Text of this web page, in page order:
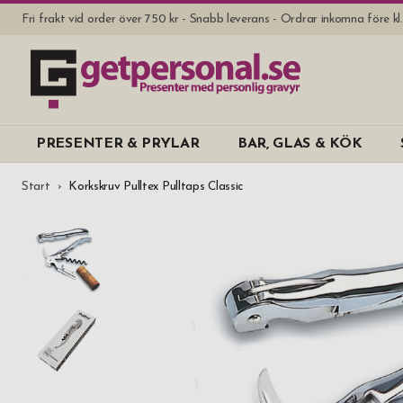
Fri frakt vid order över 750 kr - Snabb leverans - Ordrar inkomna före
PRESENTER & PRYLAR BAR, GLAS & KÖK
Start Korkskruv Pulltex Pulltaps Classic